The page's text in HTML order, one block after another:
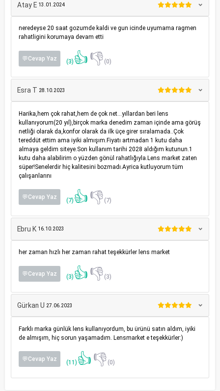
Atay E 13.01.2024
neredeyse 20 saat gozumde kaldi ve gun icinde uyumama ragmen
rahatligini korumaya devam etti
💬Cevap Yaz (3) 👍👎(0)
Esra T 28.10.2023
Harika,hem çok rahat,hem de çok net...yıllardan beri lens
kullanıyorum(20 yıl),birçok marka denedim zaman içinde ama görüş
netliği olarak da,konfor olarak da ilk üçe girer sıralamada..Çok
tereddüt ettim ama iyiki almışım.Fiyatı artmadan 1 kutu daha
almaya geldim siteye.Son kullanım tarihi 2028 aldığım kutunun.1
kutu daha alabilirim o yüzden gönül rahatlığıyla.Lens market zaten
süper!Senelerdir hiç kalitesini bozmadı.Ayrica kutluyorum tüm
çalışanlarını
💬Cevap Yaz (7) 👍👎(7)
Ebru K 16.10.2023
her zaman hızlı her zaman rahat teşekkürler lens market
💬Cevap Yaz (3) 👍👎(3)
Gürkan U 27.06.2023
Farklı marka günlük lens kullanıyordum, bu ürünü satın aldım, iyiki
de almışım, hiç sorun yaşamadım. Lensmarket e teşekkürler:)
💬Cevap Yaz (11) 👍👎(0)